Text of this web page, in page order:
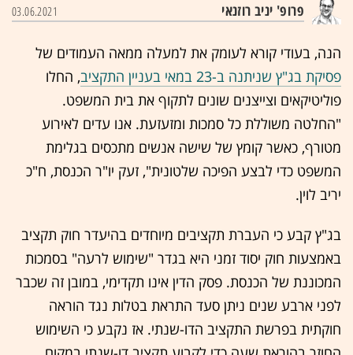
פרופ' יניב רוזנאי 03.06.2021
הנה, בעודי קורא לעומק את למעלה ממאה העמודים של
פסיקת בג"ץ שניתנה ב-23 במאי בעניין התקציב
, החלו
פוליטיקאים וצייצנים שונים לתקוף את בית המשפט.
"החלטה משוללת כל סמכות ומזעזעת. אנו עדים לאירוע
מטורף, כאשר קומץ של שישה אנשים מתכסים בגלימת
המשפט כדי לבצע הפיכה שלטונית", זעק יו"ר הכנסת, ח"כ
יריב לוין.
בג"ץ קבע כי העברת תקציבים מיוחדים בהיעדר חוק תקציב
באמצעות חוק יסוד זמני היא בגדר "שימוש לרעה" בסמכות
המכוננת של הכנסת. פסק הדין אינו תקדימי, במובן זה שכבר
לפני ארבע שנים ניתן סעד התראת בטלות נגד הוראה
חוקתית בפרשת התקציב הדו-שנתי. אז נקבע כי השימוש